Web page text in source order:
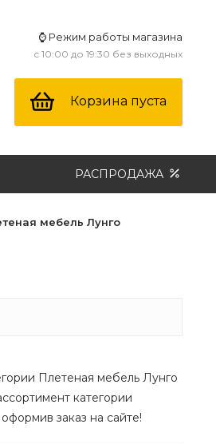
⌚ Режим работы магазина
с 10:00 до 19:30 без выходных
Корзина пуста
РАСПРОДАЖА
мебель Лунго
Плетеная мебель Лунго
категории
заказ на сайте!